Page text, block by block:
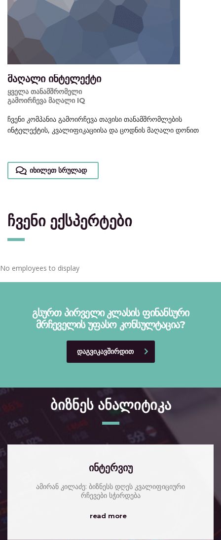
მაღალი ინტელექტი
ყველა თანამშრომელი
გამოირჩევა მაღალი IQ
ჩვენი კომპანია გამოირჩევა თავისი თანამშრომლების
ინტელექტის, კვალიფიკაციისა და ცოდნის მაღალი დონით
იხილეთ სრულად
ჩვენი ექსპერტები
No employees to display
გსურთ პირველი კლასის ფინანსური
მრჩეველის უფასო კონსულტაცია?
ᲓᲐᲒᲕᲘᲙᲐᲕᲨᲘᲠᲓᲘᲗ
ბიზნეს ანალიტიკა
ინტერვიუ
ამირან კილაძე: ბიზნესს დღეს კვალიფიციური
რჩევები სჭირდება
read more